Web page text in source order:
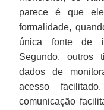
parece é que
formalidade,
única fonte de
Segundo, outros
dados de
acesso
comunicação